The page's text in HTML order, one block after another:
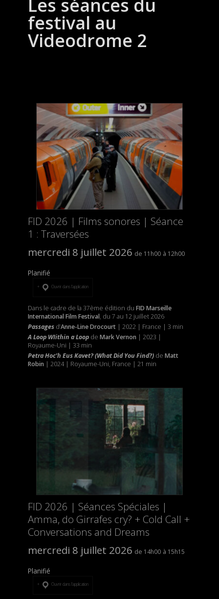
Les séances du
festival au
Videodrome 2
FID 2026 | Films sonores | Séance
1 : Traversées
mercredi 8 juillet 2026
11h00 12h00
Planifié
Ouvrir dans l’application
Dans le cadre de la 37ème édition du FID Marseille
International Film Festival, du 7 au 12 juillet 2026
Passagesd’Anne-Line Drocourt| 2022 | France | 3 min
A Loop WIithin a Loopde Mark Vernon | 2023 |
Royaume-Uni | 33 min
Petra Hoc’h Eus Kavet? (What Did You Find?) de Matt
Robin | 2024 | Royaume-Uni, France | 21 min
FID 2026 | Séances Spéciales |
Amma, do Girrafes cry? + Cold Call +
Conversations and Dreams
mercredi 8 juillet 2026
14h00 15h15
Planifié
Ouvrir dans l’application